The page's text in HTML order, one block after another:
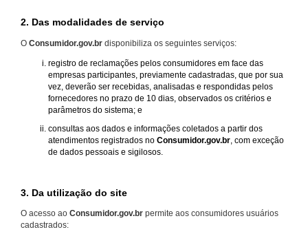
2. Das modalidades de serviço
O Consumidor.gov.br disponibiliza os seguintes serviços:
registro de reclamações pelos consumidores em face das
empresas participantes, previamente cadastradas, que por sua
vez, deverão ser recebidas, analisadas e respondidas pelos
fornecedores no prazo de 10 dias, observados os critérios e
parâmetros do sistema; e
consultas aos dados e informações coletados a partir dos
atendimentos registrados no Consumidor.gov.br , com exceção
de dados pessoais e sigilosos.
3. Da utilização do site
O acesso ao Consumidor.gov.br permite aos consumidores usuários
cadastrados: